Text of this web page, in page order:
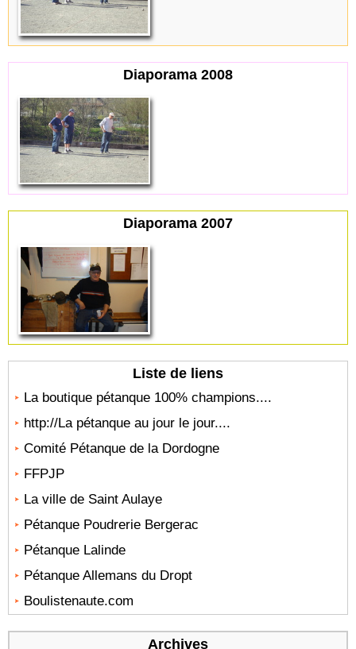
Diaporama 2008
Diaporama 2007
Liste de liens
La boutique pétanque 100% champions....
http://La pétanque au jour le jour....
Comité Pétanque de la Dordogne
FFPJP
La ville de Saint Aulaye
Pétanque Poudrerie Bergerac
Pétanque Lalinde
Pétanque Allemans du Dropt
Boulistenaute.com
Archives